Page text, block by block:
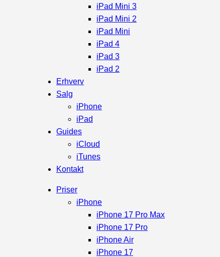
iPad Mini 3
iPad Mini 2
iPad Mini
iPad 4
iPad 3
iPad 2
Erhverv
Salg
iPhone
iPad
Guides
iCloud
iTunes
Kontakt
Priser
iPhone
iPhone 17 Pro Max
iPhone 17 Pro
iPhone Air
iPhone 17